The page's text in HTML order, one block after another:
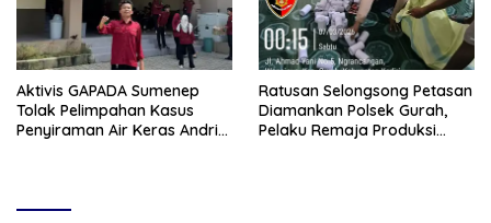
Aktivis GAPADA Sumenep
Tolak Pelimpahan Kasus
Penyiraman Air Keras Andrie
Ratusan Selongsong Petasan
Diamankan Polsek Gurah,
Pelaku Remaja Produksi